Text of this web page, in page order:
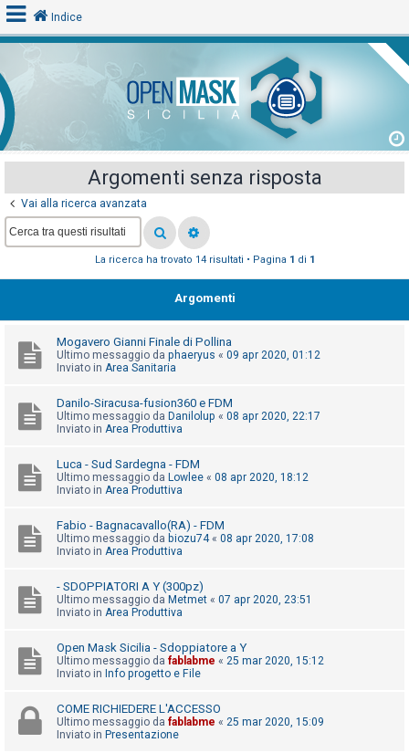
o
g
i
A
e
n
t
e
n
a
r
p
t
a
Indice
Argomenti senza risposta
Vai alla ricerca avanzata
La ricerca ha trovato 14 risultati • Pagina 1 di 1
Argomenti
Mogavero Gianni Finale di Pollina
Ultimo messaggio da phaeryus « 09 apr 2020, 01:12
Inviato in Area Sanitaria
Danilo-Siracusa-fusion360 e FDM
Ultimo messaggio da Danilolup « 08 apr 2020, 22:17
Inviato in Area Produttiva
Luca - Sud Sardegna - FDM
Ultimo messaggio da Lowlee « 08 apr 2020, 18:12
Inviato in Area Produttiva
Fabio - Bagnacavallo(RA) - FDM
Ultimo messaggio da biozu74« 08 apr 2020, 17:08
Inviato in Area Produttiva
- SDOPPIATORI A Y (300pz)
Ultimo messaggio da Metmet « 07 apr 2020, 23:51
Inviato in Area Produttiva
Open Mask Sicilia - Sdoppiatore a Y
Ultimo messaggio da fablabme « 25 mar 2020, 15:12
Inviato in Info progetto e File
COME RICHIEDERE L'ACCESSO
Ultimo messaggio da fablabme « 25 mar 2020, 15:09
Inviato in Presentazione